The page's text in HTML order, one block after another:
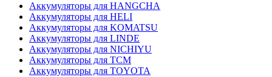
Аккумуляторы для HANGCHA
Аккумуляторы для HELI
Аккумуляторы для KOMATSU
Аккумуляторы для LINDE
Аккумуляторы для NICHIYU
Аккумуляторы для TCM
Аккумуляторы для TOYOTA